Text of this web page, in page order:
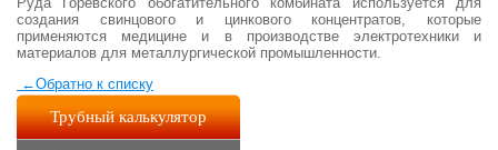
создания свинцового и цинкового концентратов, которые
применяются медицине и в производстве электротехники и
материалов для металлургической промышленности.
←Обратно к списку
Трубный калькулятор